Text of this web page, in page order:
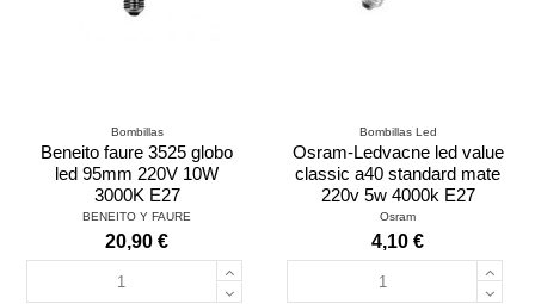
Bombillas
Beneito faure 3525 globo
led 95mm 220V 10W
3000K E27
BENEITO Y FAURE
20,90 €
Bombillas Led
Osram-Ledvacne led value
classic a40 standard mate
220v 5w 4000k E27
Osram
4,10 €